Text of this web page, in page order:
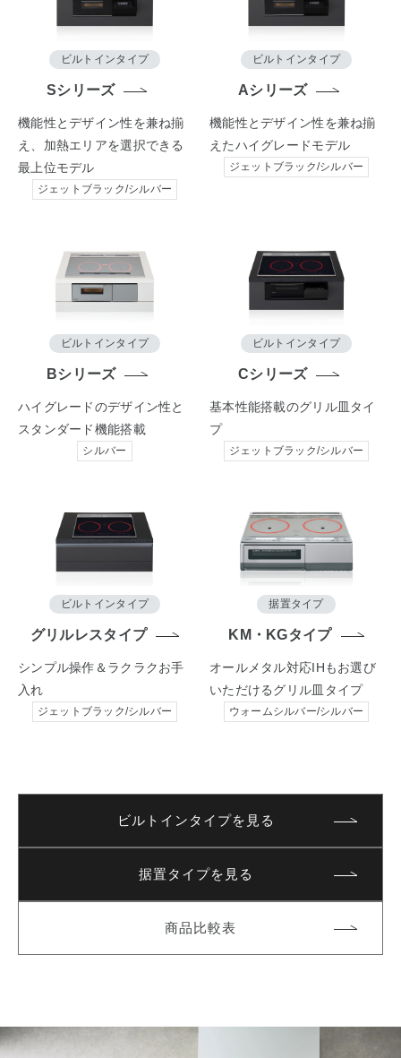
ビルトインタイプ
Sシリーズ
機能性とデザイン性を兼ね揃
え、加熱エリアを選択できる
最上位モデル
ジェットブラック/シルバー
ビルトインタイプ
Aシリーズ
機能性とデザイン性を兼ね揃
えたハイグレードモデル
ジェットブラック/シルバー
ビルトインタイプ
Bシリーズ
ハイグレードのデザイン性と
スタンダード機能搭載
シルバー
ビルトインタイプ
Cシリーズ
基本性能搭載のグリル皿タイ
プ
ジェットブラック/シルバー
ビルトインタイプ
グリルレスタイプ
シンプル操作＆ラクラクお手
入れ
ジェットブラック/シルバー
据置タイプ
KM・KGタイプ
オールメタル対応IHもお選び
いただけるグリル皿タイプ
ウォームシルバー/シルバー
ビルトインタイプを見る
据置タイプを見る
商品比較表